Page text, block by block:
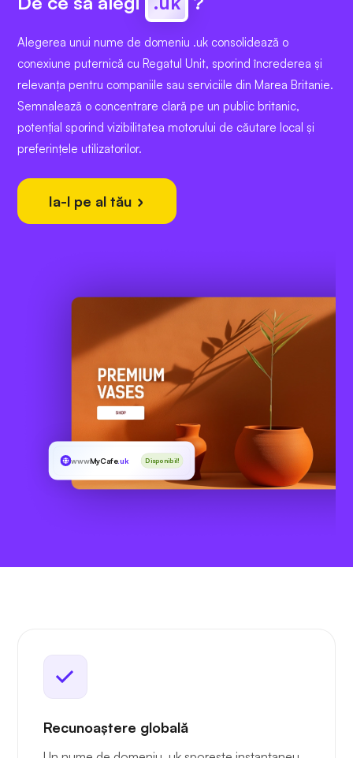
Alegerea unui nume de domeniu .uk consolidează o
conexiune puternică cu Regatul Unit, sporind încrederea și
relevanța pentru companiile sau serviciile din Marea Britanie.
Semnalează o concentrare clară pe un public britanic,
potențial sporind vizibilitatea motorului de căutare local și
preferințele utilizatorilor.
Ia-l pe al tău
wwwMyCafe.uk Disponibil!
Recunoaștere globală